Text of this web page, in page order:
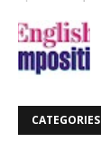
CATEGORIES